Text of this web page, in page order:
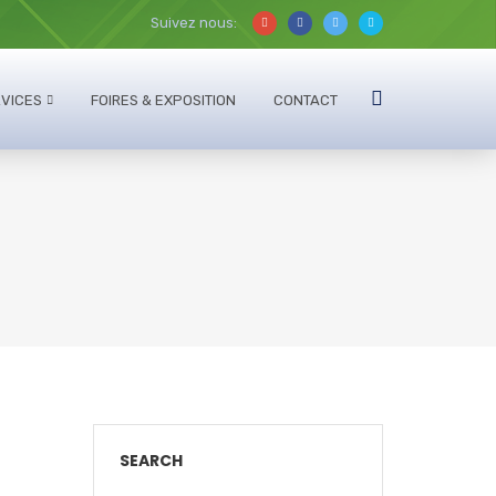
Suivez nous:
FOIRES & EXPOSITION CONTACT
SEARCH